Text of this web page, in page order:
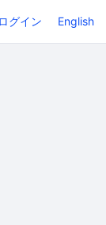
ログイン English